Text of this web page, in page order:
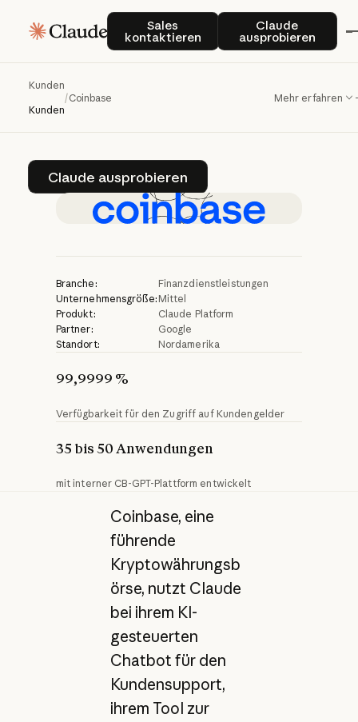
Sales
kontaktieren
Sales kontaktierenClaude
ausprobieren
Claude
Kunden
Kunden
/Coinbase Mehr erfahren
Coinbaseverbessert
Kundensupportund
betriebliche
Effizienz
mit
Claude ausprobieren
Claude ausprobieren
Branche:
Finanzdienstleistungen
Unternehmensgröße: Mittel
Produkt:
Claude Platform
Partner:
Google
Standort:
Nordamerika
99,9999 %
Verfügbarkeit für den Zugriff auf Kundengelder
35 bis 50 Anwendungen
mit interner CB-GPT-Plattform entwickelt
Coinbase, eine
führende
Kryptowährungsb
örse, nutzt Claude
bei ihrem KI-
gesteuerten
Chatbot für den
Kundensupport,
ihrem Tool zur